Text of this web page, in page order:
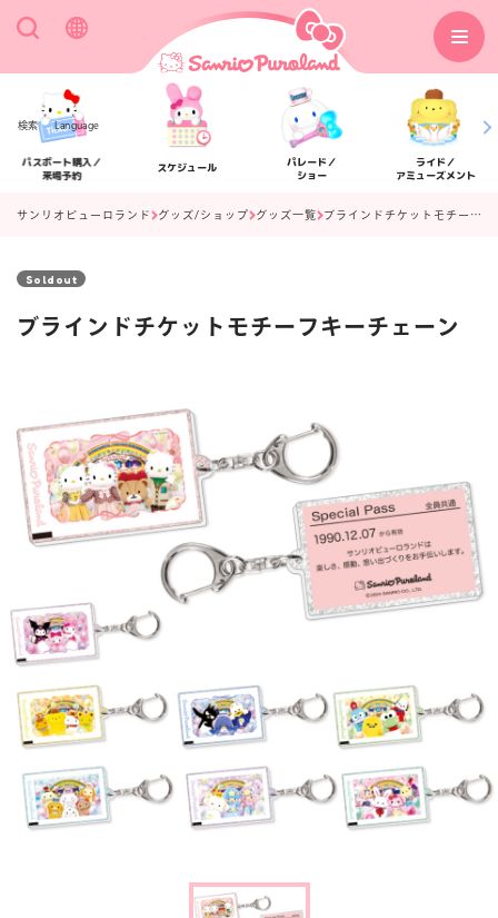
検索 Language
パスポート購入／
来場予約
スケジュール
パレード／
ショー
ライド／
アミューズメント
楽しみ方 サービスガイド
よくあるご質問 ニュース
サンリオピューロランド グッズ/ショップ グッズ一覧 ブラインドチケットモチーフキーチェーン
Soldout
ブラインドチケットモチーフキーチェーン